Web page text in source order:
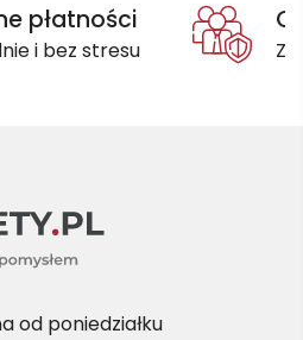
płatności
i bez stresu
od poniedziałku